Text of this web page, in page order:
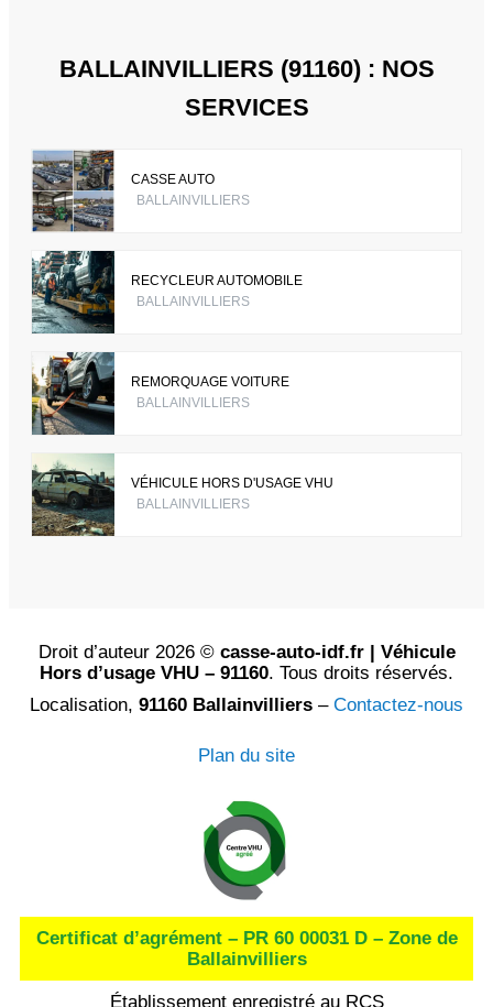
BALLAINVILLIERS (91160) : NOS
SERVICES
CASSE AUTO
BALLAINVILLIERS
RECYCLEUR AUTOMOBILE
BALLAINVILLIERS
REMORQUAGE VOITURE
BALLAINVILLIERS
VÉHICULE HORS D'USAGE VHU
BALLAINVILLIERS
Droit d’auteur 2026 © casse-auto-idf.fr | Véhicule
Hors d’usage VHU – 91160. Tous droits réservés.
Localisation, 91160 Ballainvilliers – Contactez-nous
Plan du site
Certificat d’agrément – PR 60 00031 D – Zone de
Ballainvilliers
Établissement enregistré au RCS